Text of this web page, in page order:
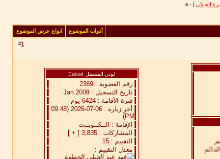
الجبلان |
-
»
أدوات الموضوع انواع عرض الموضوع
#1
هجرك
لوني المفضل Darkred
رقم العضوية : 2369
تاريخ التسجيل : Jan 2009
فترة الأقامة : 6424 يوم
أخر زيارة :
06-07-2026 (09:48
PM)
الإقامة : الــكــويــت
المشاركات : 3,835 [
+
]
التقييم : 15
معدل التقييم :